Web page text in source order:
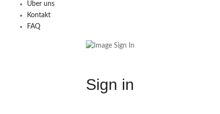
Über uns
Kontakt
FAQ
Sign in